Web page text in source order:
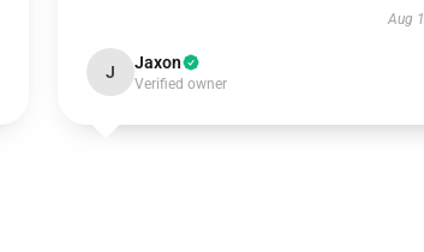
Aug
J Jaxon
Verified owner